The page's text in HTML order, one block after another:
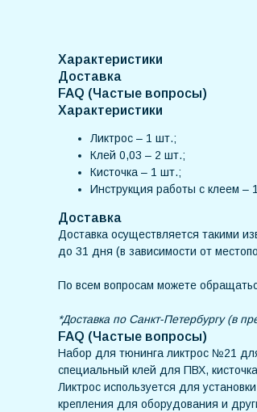
Характеристики
Доставка
FAQ (Частые вопросы)
Характеристики
Ликтрос – 1 шт.;
Клей 0,03 – 2 шт.;
Кисточка – 1 шт.;
Инструкция работы с клеем –
Доставка
Доставка осуществляется такими
до 31 дня (в зависимости от
По всем вопросам можете
*Доставка по Санкт-Петербургу (в
FAQ (Частые вопросы)
Набор для тюнинга ликтрос №21
специальный клей для ПВХ,
Ликтрос используется для
крепления для оборудования и